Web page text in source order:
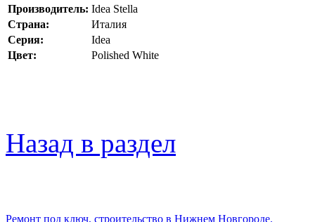
Производитель: Idea Stella
Страна:
Италия
Серия:
Idea
Цвет:
Polished White
Назад в раздел
Ремонт под ключ, строительство в Нижнем Новгороде.